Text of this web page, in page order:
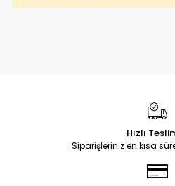
Hızlı
Siparişleriniz en kısa